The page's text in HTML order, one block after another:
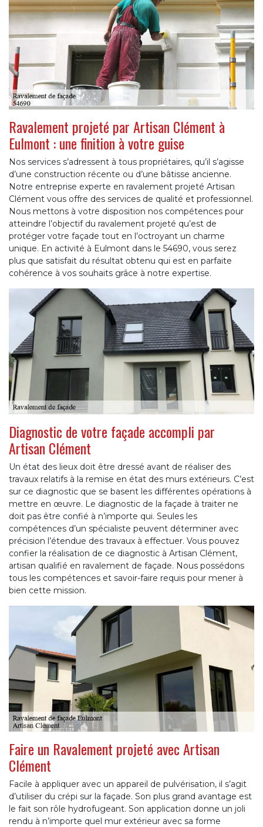
Ravalement projeté par Artisan Clément à
Eulmont : une finition à votre guise
Nos services s’adressent à tous propriétaires, qu’il s’agisse
d’une construction récente ou d’une bâtisse ancienne.
Notre entreprise experte en ravalement projeté Artisan
Clément vous offre des services de qualité et professionnel.
Nous mettons à votre disposition nos compétences pour
atteindre l’objectif du ravalement projeté qu’est de
protéger votre façade tout en l’octroyant un charme
unique. En activité à Eulmont dans le 54690, vous serez
plus que satisfait du résultat obtenu qui est en parfaite
cohérence à vos souhaits grâce à notre expertise.
Diagnostic de votre façade accompli par
Artisan Clément
Un état des lieux doit être dressé avant de réaliser des
travaux relatifs à la remise en état des murs extérieurs. C’est
sur ce diagnostic que se basent les différentes opérations à
mettre en œuvre. Le diagnostic de la façade à traiter ne
doit pas être confié à n’importe qui. Seules les
compétences d’un spécialiste peuvent déterminer avec
précision l’étendue des travaux à effectuer. Vous pouvez
confier la réalisation de ce diagnostic à Artisan Clément,
artisan qualifié en ravalement de façade. Nous possédons
tous les compétences et savoir-faire requis pour mener à
bien cette mission.
Faire un Ravalement projeté avec Artisan
Clément
Facile à appliquer avec un appareil de pulvérisation, il s’agit
d’utiliser du crépi sur la façade. Son plus grand avantage est
le fait son rôle hydrofugeant. Son application donne un joli
rendu à n’importe quel mur extérieur avec sa forme